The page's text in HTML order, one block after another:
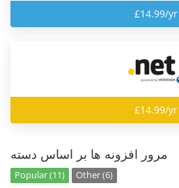
£14.99/yr
£14.99/yr
مرور افزونه ها بر اساس دسته
Popular (11) Other (6)